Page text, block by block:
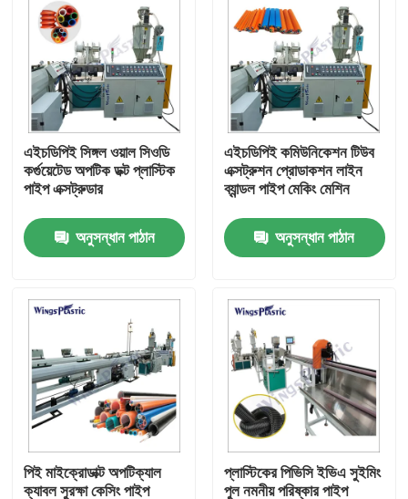
পণ্য
আমাদের সম্পর্কে
কারখানা ভ্রমণ
মান নিয়ন্ত্রণ
যোগাযোগ করুন
প্লাস্টিক পাইপ এক্সট্রুডার মেশিন
প্লাস্টিক পাইপ এক্সট্রুশন লাইন
প্লাস্টিক টিউব এক্সট্রুডার মেশিন
এইচডিপিই পাইপ এক্সট্রুডার মেশিন
এইচডিপিই সিঙ্গল ওয়াল সিওডি
কর্গুয়েটেড অপটিক ডক্ট প্লাস্টিক
পাইপ এক্সট্রুডার
অনুসন্ধান পাঠান
এইচডিপিই কমিউনিকেশন টিউব
এক্সট্রুশন প্রোডাকশন লাইন
ব্যান্ডল পাইপ মেকিং মেশিন
অনুসন্ধান পাঠান
পিই মাইক্রোডাক্ট অপটিক্যাল
ক্যাবল সুরক্ষা কেসিং পাইপ
প্লাস্টিকের পিভিসি ইভিএ সুইমিং
পুল নমনীয় পরিষ্কার পাইপ